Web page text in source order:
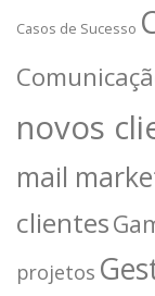
Casos de Sucesso
novos
mail
clientes
projetos